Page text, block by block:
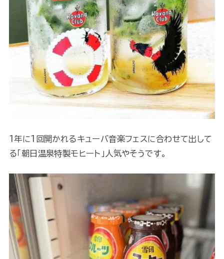
1年に1回開かれるキューバ音楽フェスに合わせて出して
る「朝日温泉特製モヒート」人気やそうです。